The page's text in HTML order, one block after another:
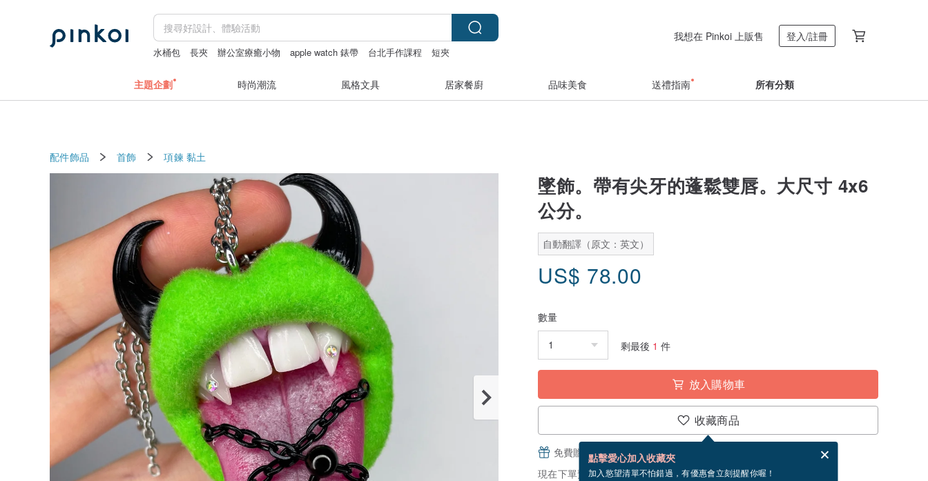
水桶包 長夾 辦公室療癒小物 apple watch 錶帶 台北手作課程
短夾
我想在 Pinkoi 上販售 登入/註冊
主題企劃 時尚潮流 風格文具 居家餐廚 品味美食 送禮指南 所有分類
配件飾品 首飾 項鍊 黏土
墜飾。帶有尖牙的蓬鬆雙唇。大尺寸 4x6
公分。
自動翻譯（原文：英文）
US$ 78.00
數量
剩最後 1 件
放入購物車
收藏商品
點擊愛心加入收藏夾
加入慾望清單不怕錯過，有優惠會立刻提醒你喔！
免費贈送電子賀卡，結帳完成後填寫
現在下單預估 9/1~9/12 到貨。